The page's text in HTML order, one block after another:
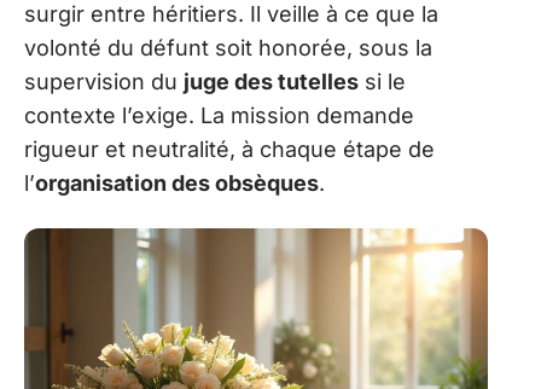
surgir entre héritiers. Il veille à ce que la
volonté du défunt soit honorée, sous la
supervision du juge des tutelles si le
contexte l’exige. La mission demande
rigueur et neutralité, à chaque étape de
l’organisation des obsèques.